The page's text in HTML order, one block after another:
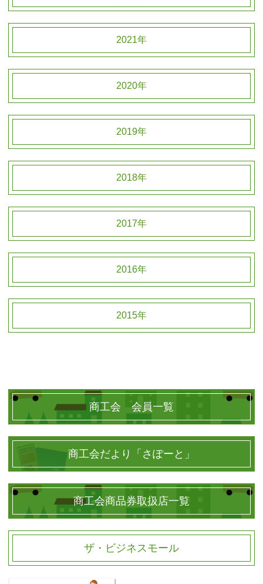
2021年
2020年
2019年
2018年
2017年
2016年
2015年
商工会 会員一覧
商工会だより「さぽーと」
商工会商品券取扱店一覧
ザ・ビジネスモール